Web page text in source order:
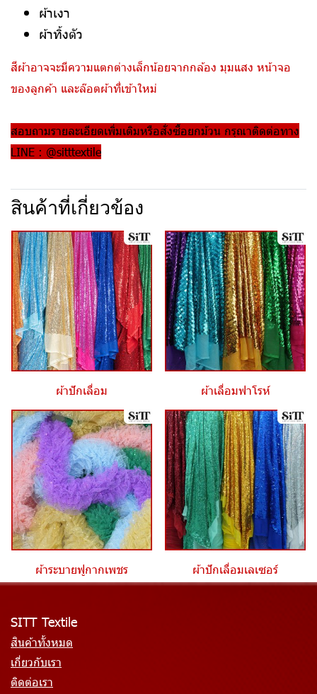
ผ้าเงา
ผ้าทิ้งตัว
สีผ้าอาจจะมีความแตกต่างเล็กน้อยจากกล้อง มุมแสง หน้าจอ
ของลูกค้า และล๊อตผ้าที่เข้าใหม่
สอบถามรายละเอียดเพิ่มเติมหรือสั่งซื้อยกม้วน กรุณาติดต่อทาง
LINE : @sitttextile
สินค้าที่เกี่ยวข้อง
ผ้าปักเลื่อม ผ้าเลื่อมฟาโรห์
ผ้าระบายฟูกากเพชร ผ้าปักเลื่อมเลเซอร์
SITT Textile
สินค้าทั้งหมด
เกี่ยวกับเรา
ติดต่อเรา